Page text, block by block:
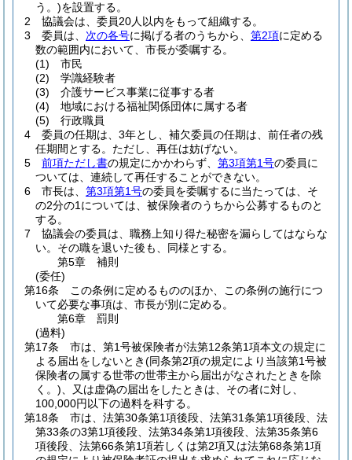
う。)を設置する。
2
協議会は、委員20人以内をもって組織する。
3
委員は、 次の各号に掲げる者のうちから、 第2項に定める
数の範囲内において、市長が委嘱する。
(1)
市民
(2)
学識経験者
(3)
介護サービス事業に従事する者
(4)
地域における福祉関係団体に属する者
(5)
行政職員
4
委員の任期は、3年とし、補欠委員の任期は、前任者の残
任期間とする。 ただし、再任は妨げない。
5
前項ただし書の規定にかかわらず、 第3項第1号の委員に
ついては、連続して再任することができない。
6
市長は、 第3項第1号の委員を委嘱するに当たっては、そ
の2分の1については、被保険者のうちから公募するものと
する。
7
協議会の委員は、職務上知り得た秘密を漏らしてはならな
い。 その職を退いた後も、同様とする。
第5章
補則
(委任)
第16条
この条例に定めるもののほか、この条例の施行につ
いて必要な事項は、市長が別に定める。
第6章
罰則
(過料)
第17条
市は、第1号被保険者が法第12条第1項本文の規定に
よる届出をしないとき(同条第2項の規定により当該第1号被
保険者の属する世帯の世帯主から届出がなされたときを除
く。) 、又は虚偽の届出をしたときは、その者に対し、
100,000円以下の過料を科する。
第18条
市は、法第30条第1項後段、法第31条第1項後段、法
第33条の3第1項後段、法第34条第1項後段、法第35条第6
項後段、法第66条第1項若しくは第2項又は法第68条第1項